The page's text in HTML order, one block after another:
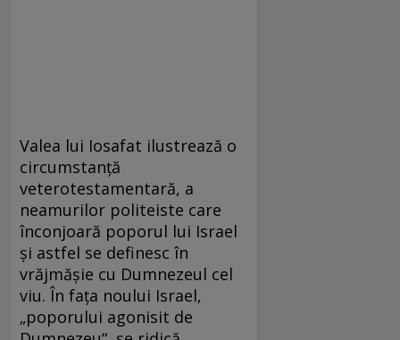
Valea lui Iosafat ilustrează o
circumstanță
veterotestamentară, a
neamurilor politeiste care
înconjoară poporul lui Israel
și astfel se definesc în
vrăjmășie cu Dumnezeul cel
viu. În fața noului Israel,
„poporului agonisit de